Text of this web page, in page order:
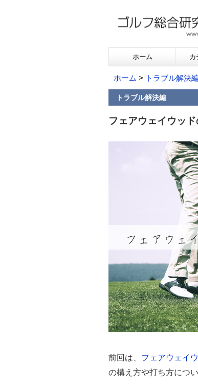
ホーム カ
ホーム > トラブル解決
トラブル解決編
フェアウェイウッ
前回は、 フェアウェイ
の構え方や打ち方につ